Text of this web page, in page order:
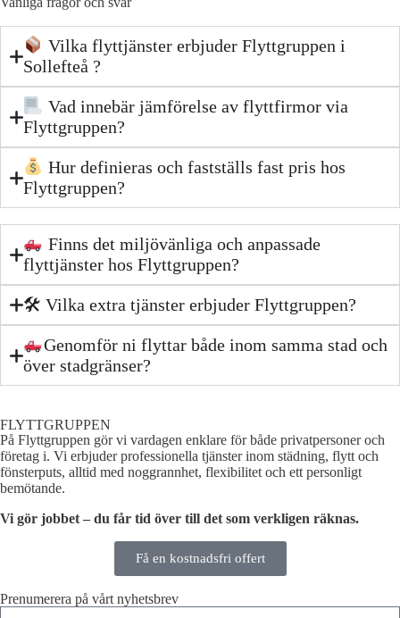
Vilka flyttjänster erbjuder Flyttgruppen i
Sollefteå ?
Vad innebär jämförelse av flyttfirmor via
Flyttgruppen?
Hur definieras och fastställs fast pris hos
Flyttgruppen?
Finns det miljövänliga och anpassade
flyttjänster hos Flyttgruppen?
🛠 Vilka extra tjänster erbjuder Flyttgruppen?
Genomför ni flyttar både inom samma stad och
över stadgränser?
FLYTTGRUPPEN
På Flyttgruppen gör vi vardagen enklare för både privatpersoner och
företag i. Vi erbjuder professionella tjänster inom städning, flytt och
fönsterputs, alltid med noggrannhet, flexibilitet och ett personligt
bemötande.
Vi gör jobbet – du får tid över till det som verkligen räknas.
Få en kostnadsfri offert
Prenumerera på vårt nyhetsbrev